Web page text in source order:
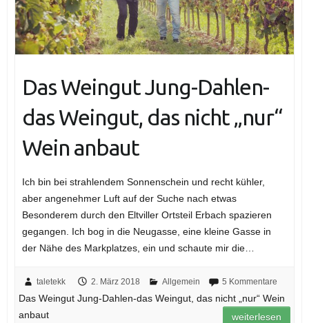
Das Weingut Jung-Dahlen-
das Weingut, das nicht „nur“
Wein anbaut
Ich bin bei strahlendem Sonnenschein und recht kühler,
aber angenehmer Luft auf der Suche nach etwas
Besonderem durch den Eltviller Ortsteil Erbach spazieren
gegangen. Ich bog in die Neugasse, eine kleine Gasse in
der Nähe des Markplatzes, ein und schaute mir die…
taletekk 2. März 2018 Allgemein 5 Kommentare
Das Weingut Jung-Dahlen-das Weingut, das nicht „nur“ Wein
anbaut
weiterlesen